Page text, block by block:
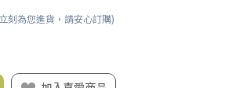
刻為您進貨，請安心訂購)